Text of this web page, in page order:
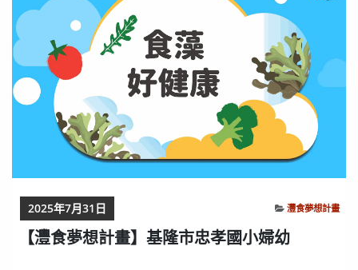
【灃食夢想計畫】基隆市忠孝國小婦幼
2025年7月31日 灃食夢想計畫